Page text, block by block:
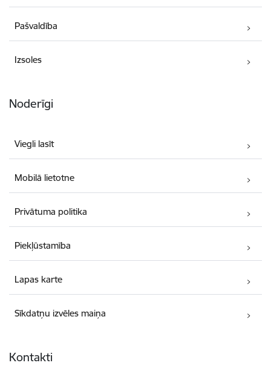
Pašvaldība
Izsoles
Noderīgi
Viegli lasīt
Mobilā lietotne
Privātuma politika
Piekļūstamība
Lapas karte
Sīkdatņu izvēles maiņa
Kontakti